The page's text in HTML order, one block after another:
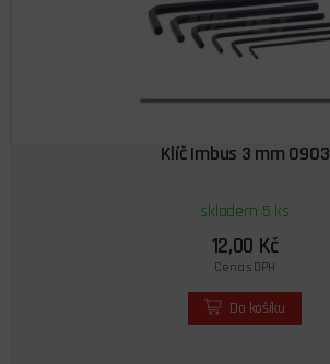
Klíč Imbus 3 mm 0903
skladem 5 ks
12,00 Kč
Cena s DPH
Do košíku